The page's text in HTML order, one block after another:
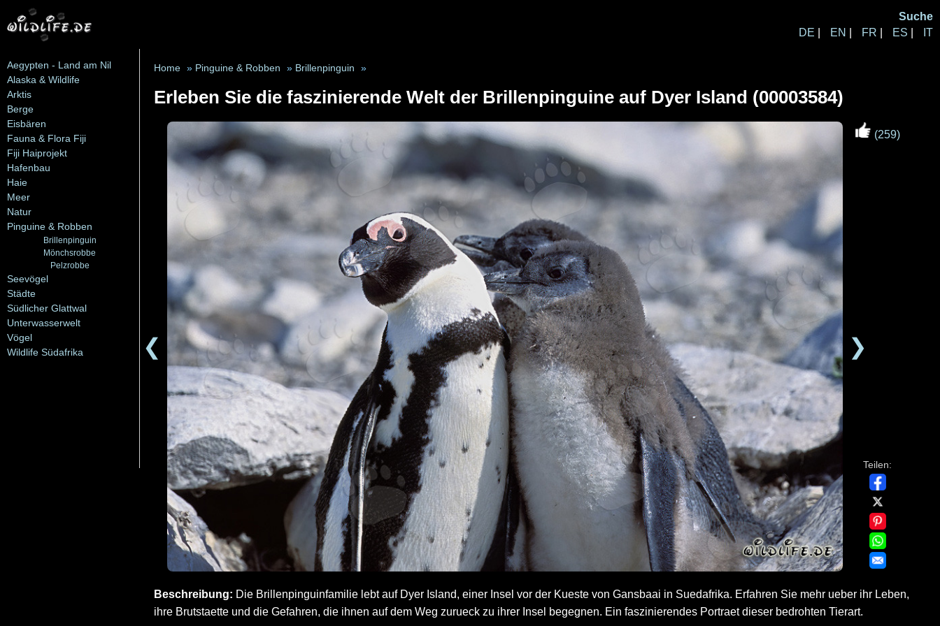
Suche
DE
EN FR ES IT
Aegypten - Land am Nil
Alaska & Wildlife
Arktis
Berge
Eisbären
Fauna & Flora Fiji
Fiji Haiprojekt
Hafenbau
Haie
Meer
Natur
Pinguine & Robben
Brillenpinguin
Mönchsrobbe
Pelzrobbe
Seevögel
Städte
Südlicher Glattwal
Unterwasserwelt
Vögel
Wildlife Südafrika
Home » Pinguine & Robben » Brillenpinguin »
Erleben Sie die faszinierende Welt der Brillenpinguine auf Dyer Island (00003584)
❮ ❯
(259)
Teilen:
Beschreibung: Die Brillenpinguinfamilie lebt auf Dyer Island, einer Insel vor der Kueste von Gansbaai in Suedafrika. Erfahren Sie mehr ueber ihr Leben,
ihre Brutstaette und die Gefahren, die ihnen auf dem Weg zurueck zu ihrer Insel begegnen. Ein faszinierendes Portraet dieser bedrohten Tierart.